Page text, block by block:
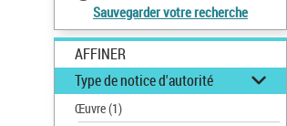
Sauvegarder votre recherche
AFFINER
Type de notice d'autorité
Œuvre(1)